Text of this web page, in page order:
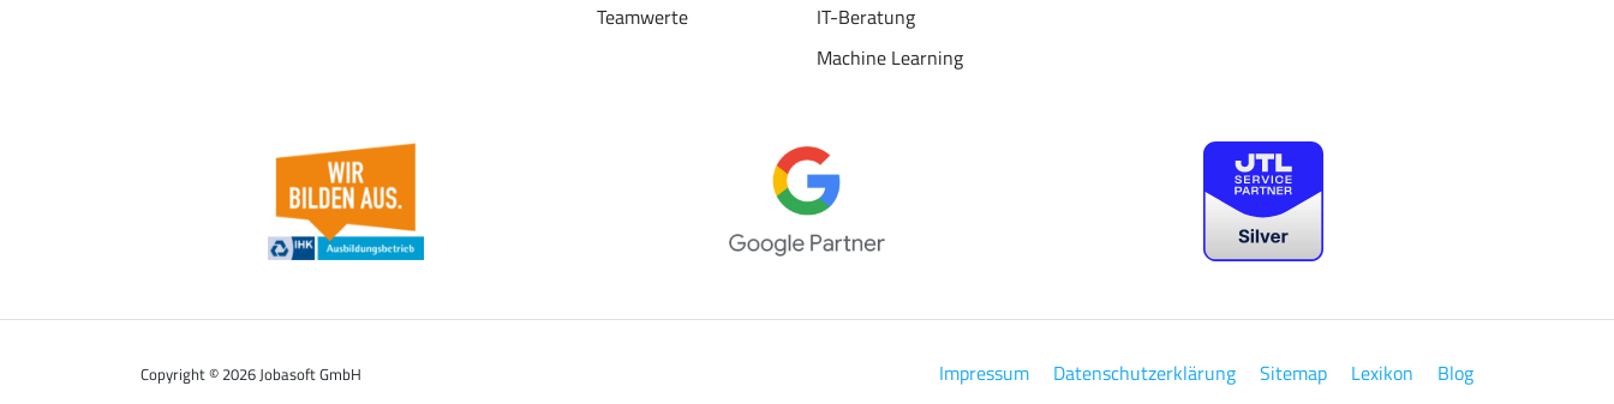
Teamwerte
IT-Beratung
Machine Learning
Copyright © 2026 Jobasoft GmbH Impressum Datenschutzerklärung Sitemap Lexikon Blog